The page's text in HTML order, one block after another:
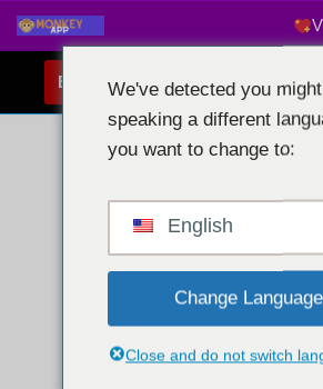
Preskoči
vsebino
BREZPLAČEN KLEPET S
We've detected you
speaking a different
you want to change to:
English
Change Language
Close and do not switch